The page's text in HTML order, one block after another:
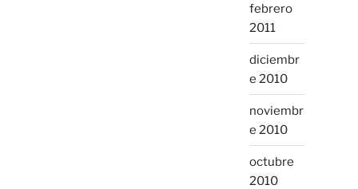
febrero
2011
diciembr
e 2010
noviembr
e 2010
octubre
2010